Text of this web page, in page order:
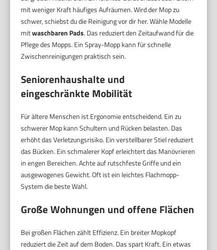
mit weniger Kraft häufiges Aufräumen. Wird der Mop zu
schwer, schiebst du die Reinigung vor dir her. Wähle Modelle
mitwaschbaren Pads. Das reduziert den Zeitaufwand für die
Pflege des Mopps. Ein Spray-Mopp kann für schnelle
Zwischenreinigungen praktisch sein.
Seniorenhaushalte und
eingeschränkte Mobilität
Für ältere Menschen ist Ergonomie entscheidend. Ein zu
schwerer Mop kann Schultern und Rücken belasten. Das
erhöht das Verletzungsrisiko. Ein verstellbarer Stiel reduziert
das Bücken. Ein schmalerer Kopf erleichtert das Manövrieren
in engen Bereichen. Achte auf rutschfeste Griffe und ein
ausgewogenes Gewicht. Oft ist ein leichtes Flachmopp-
System die beste Wahl.
Große Wohnungen und offene Flächen
Bei großen Flächen zählt Effizienz. Ein breiter Mopkopf
reduziert die Zeit auf dem Boden. Das spart Kraft. Ein etwas